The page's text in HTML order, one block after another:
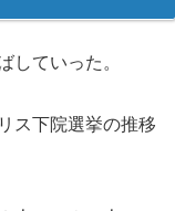
していった。
ス下院選挙の推移